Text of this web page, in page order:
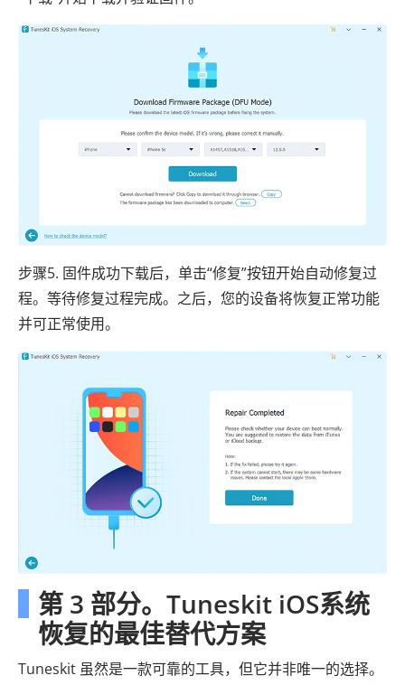
步骤5. 固件成功下载后，单击“修复”按钮开始自动修复过
程。等待修复过程完成。之后，您的设备将恢复正常功能
并可正常使用。
第 3 部分。Tuneskit iOS系统
恢复的最佳替代方案
Tuneskit 虽然是一款可靠的工具，但它并非唯一的选择。